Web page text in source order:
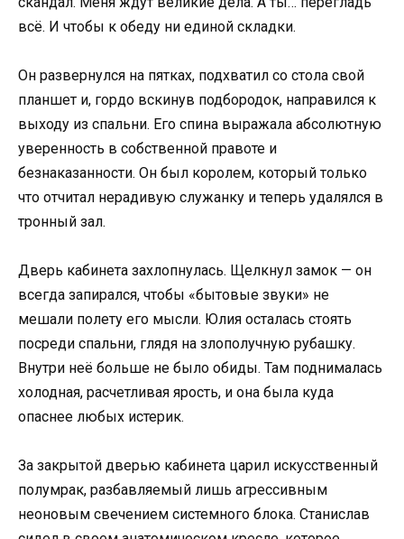
всё. И чтобы к обеду ни единой складки.
Он развернулся на пятках, подхватил со стола свой
планшет и, гордо вскинув подбородок, направился к
выходу из спальни. Его спина выражала абсолютную
уверенность в собственной правоте и
безнаказанности. Он был королем, который только
что отчитал нерадивую служанку и теперь удалялся в
тронный зал.
Дверь кабинета захлопнулась. Щелкнул замок — он
всегда запирался, чтобы «бытовые звуки» не
мешали полету его мысли. Юлия осталась стоять
посреди спальни, глядя на злополучную рубашку.
Внутри неё больше не было обиды. Там поднималась
холодная, расчетливая ярость, и она была куда
опаснее любых истерик.
За закрытой дверью кабинета царил искусственный
полумрак, разбавляемый лишь агрессивным
неоновым свечением системного блока. Станислав